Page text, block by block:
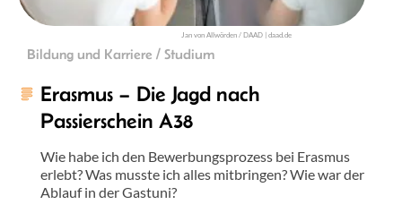
Jan von Allwörden / DAAD | daad.de
Bildung und Karriere / Studium
Erasmus – Die Jagd nach
Passierschein A38
Wie habe ich den Bewerbungsprozess bei Erasmus
erlebt? Was musste ich alles mitbringen? Wie war der
Ablauf in der Gastuni?